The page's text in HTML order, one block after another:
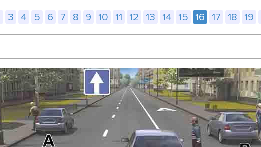
3 4 5 6 7 8 9 10 11 12 13 14 15 16 17 18 19